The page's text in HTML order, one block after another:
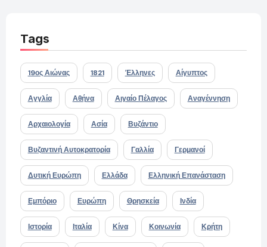
Tags
19ος Αιώνας 1821 Έλληνες Αίγυπτος
Αγγλία Αθήνα Αιγαίο Πέλαγος Αναγέννηση
Αρχαιολογία Ασία Βυζάντιο
Βυζαντινή Αυτοκρατορία Γαλλία Γερμανοί
Δυτική Ευρώπη Ελλάδα Ελληνική Επανάσταση
Εμπόριο Ευρώπη Θρησκεία Ινδία
Ιστορία Ιταλία Κίνα Κοινωνία Κρήτη